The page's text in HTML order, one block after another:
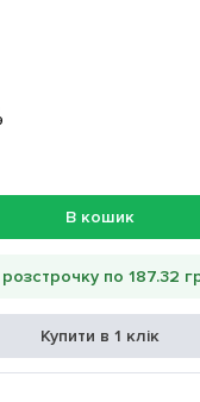
В кошик
по 187.32
Купити в 1 клік